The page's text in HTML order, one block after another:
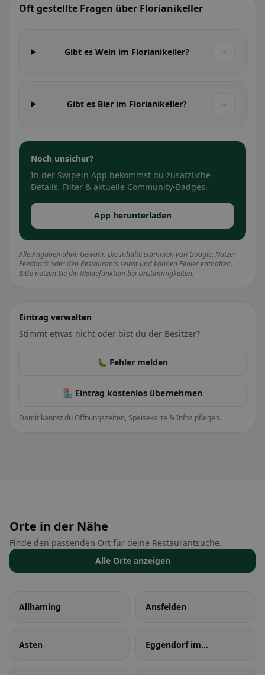
Oft gestellte Fragen über Florianikeller
Gibt es Wein im Florianikeller? +
Gibt es Bier im Florianikeller? +
Noch unsicher?
In der Swipein App bekommst du zusätzliche
Details, Filter & aktuelle Community-Badges.
App herunterladen
Alle Angaben ohne Gewähr. Die Inhalte stammen von Google, Nutzer-
Feedback oder den Restaurants selbst und können Fehler enthalten.
Bitte nutzen Sie die Meldefunktion bei Unstimmigkeiten.
Eintrag verwalten
Stimmt etwas nicht oder bist du der Besitzer?
🐛 Fehler melden
🏪 Eintrag kostenlos übernehmen
Damit kannst du Öffnungszeiten, Speisekarte & Infos pflegen.
Orte in der Nähe
Finde den passenden Ort für deine Restaurantsuche.
Alle Orte anzeigen
Allhaming Ansfelden
Asten
Eggendorf im